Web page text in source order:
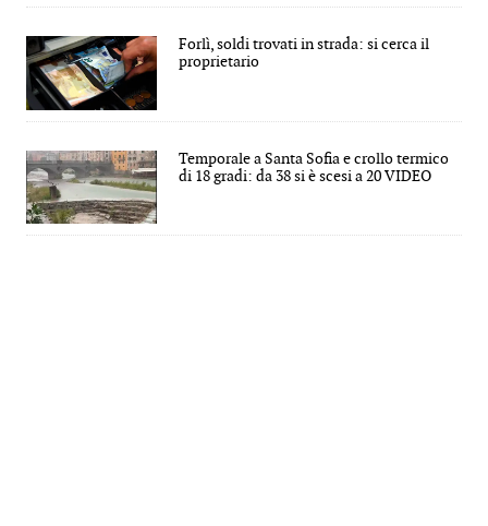
Forlì, soldi trovati in strada: si cerca il
proprietario
Temporale a Santa Sofia e crollo termico
di 18 gradi: da 38 si è scesi a 20 VIDEO